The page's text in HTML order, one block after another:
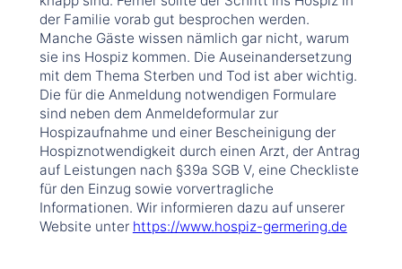
der Familie vorab gut besprochen werden.
Manche Gäste wissen nämlich gar nicht, warum
sie ins Hospiz kommen. Die Auseinandersetzung
mit dem Thema Sterben und Tod ist aber wichtig.
Die für die Anmeldung notwendigen Formulare
sind neben dem Anmeldeformular zur
Hospizaufnahme und einer Bescheinigung der
Hospiznotwendigkeit durch einen Arzt, der Antrag
auf Leistungen nach §39a SGB V, eine Checkliste
für den Einzug sowie vorvertragliche
Informationen. Wir informieren dazu auf unserer
Website unter https://www.hospiz-germering.de